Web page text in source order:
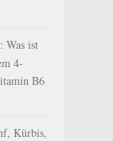
Was ist
4-
B6
Kürbis,